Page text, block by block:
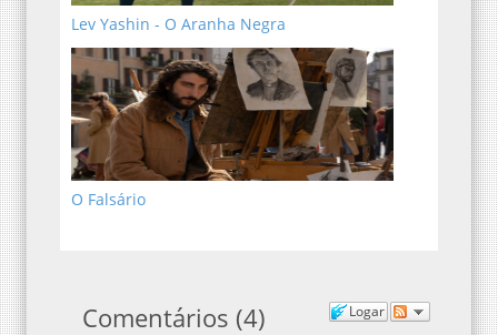
Lev Yashin - O Aranha Negra
O Falsário
Logar
Comentários (4)